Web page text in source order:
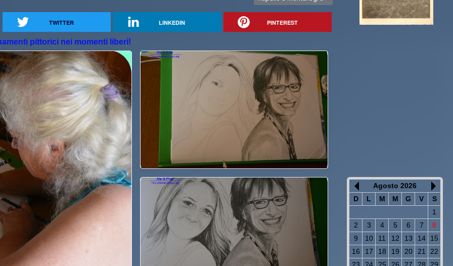
TWITTER LINKEDIN PINTEREST
pittorici nei momenti liberi!
Agosto 2026
D
L M M G V
S
1
2
3 4 5 6 7
8
9
10 11 12 13 14
15
16
17 18 19 20 21
22
23
24 25 26 27 28 29